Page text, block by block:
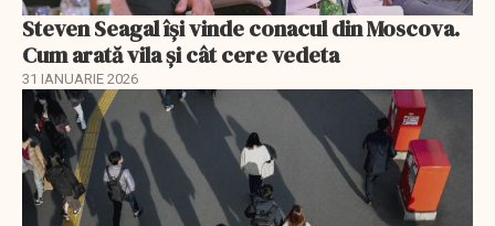
Steven Seagal își vinde conacul din Moscova.
Cum arată vila și cât cere vedeta
31 IANUARIE 2026